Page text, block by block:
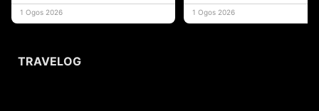
yang memberi ma
1 Ogos 2026
1 Ogos 2026
TRAVELOG